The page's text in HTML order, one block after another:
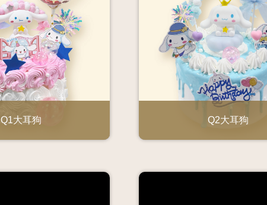
Q1大耳狗 Q2大耳狗